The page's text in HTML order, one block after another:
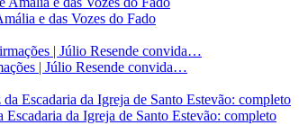
e das Vozes do Fado
| Júlio Resende convida…
da Igreja de Santo Estevão: completo